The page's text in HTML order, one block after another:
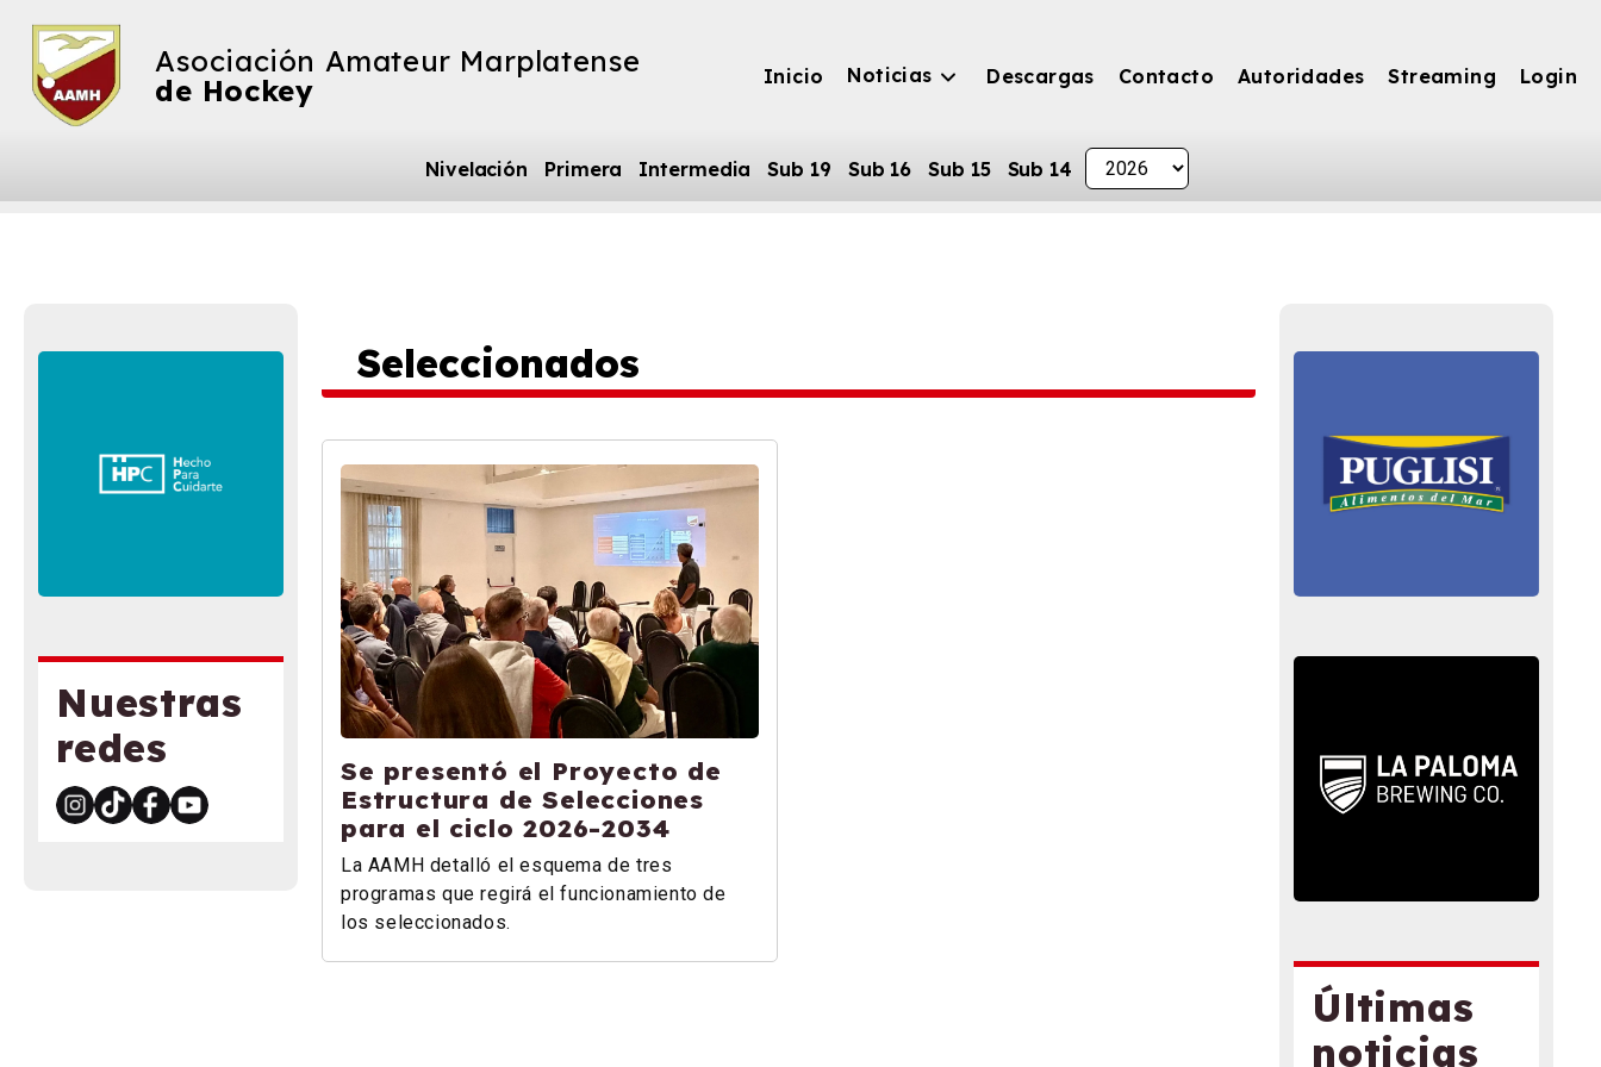
Asociación Amateur Marplatense
de Hockey
Inicio Noticias Descargas Contacto Autoridades Streaming Login
Nivelación Primera Intermedia Sub 19 Sub 16 Sub 15 Sub 14
Nuestras
redes
Seleccionados
Se presentó el Proyecto de
Estructura de Selecciones
para el ciclo 2026-2034
La AAMH detalló el esquema de tres
programas que regirá el funcionamiento de
los seleccionados.
Últimas
noticias